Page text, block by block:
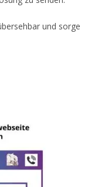
und sorge